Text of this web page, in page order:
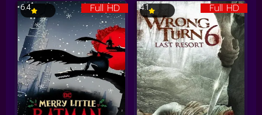
Full HD
6.4 Full HD
4.1